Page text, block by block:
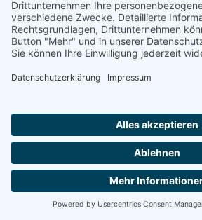
Wohngemeinschaft in der Herzog-